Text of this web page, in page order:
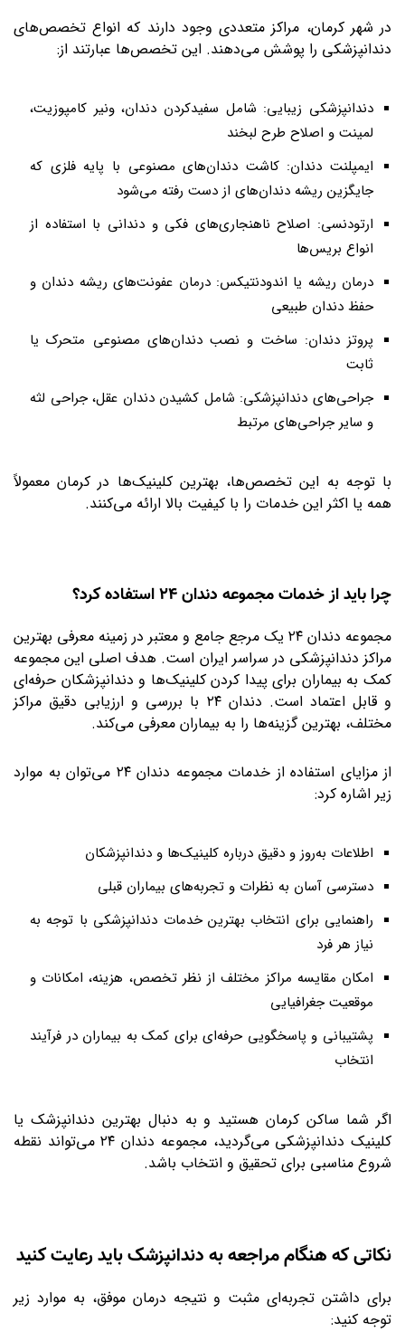
در شهر کرمان، مراکز متعددی وجود دارند که انواع تخصص‌های
دندانپزشکی را پوشش می‌دهند. این تخصص‌ها عبارتند از:
دندانپزشکی زیبایی: شامل سفیدکردن دندان، ونیر کامپوزیت،
لمینت و اصلاح طرح لبخند
ایمپلنت دندان: کاشت دندان‌های مصنوعی با پایه فلزی که
جایگزین ریشه دندان‌های از دست رفته می‌شود
ارتودنسی: اصلاح ناهنجاری‌های فکی و دندانی با استفاده از
انواع بریس‌ها
درمان ریشه یا اندودنتیکس: درمان عفونت‌های ریشه دندان و
حفظ دندان طبیعی
پروتز دندان: ساخت و نصب دندان‌های مصنوعی متحرک یا
ثابت
جراحی‌های دندانپزشکی: شامل کشیدن دندان عقل، جراحی لثه
و سایر جراحی‌های مرتبط
با توجه به این تخصص‌ها، بهترین کلینیک‌ها در کرمان معمولاً
همه یا اکثر این خدمات را با کیفیت بالا ارائه می‌کنند.
چرا باید از خدمات مجموعه دندان ۲۴ استفاده کرد؟
مجموعه دندان ۲۴ یک مرجع جامع و معتبر در زمینه معرفی بهترین
مراکز دندانپزشکی در سراسر ایران است. هدف اصلی این مجموعه
کمک به بیماران برای پیدا کردن کلینیک‌ها و دندانپزشکان حرفه‌ای
و قابل اعتماد است. دندان ۲۴ با بررسی و ارزیابی دقیق مراکز
مختلف، بهترین گزینه‌ها را به بیماران معرفی می‌کند.
از مزایای استفاده از خدمات مجموعه دندان ۲۴ می‌توان به موارد
زیر اشاره کرد:
اطلاعات به‌روز و دقیق درباره کلینیک‌ها و دندانپزشکان
دسترسی آسان به نظرات و تجربه‌های بیماران قبلی
راهنمایی برای انتخاب بهترین خدمات دندانپزشکی با توجه به
نیاز هر فرد
امکان مقایسه مراکز مختلف از نظر تخصص، هزینه، امکانات و
موقعیت جغرافیایی
پشتیبانی و پاسخگویی حرفه‌ای برای کمک به بیماران در فرآیند
انتخاب
اگر شما ساکن کرمان هستید و به دنبال بهترین دندانپزشک یا
کلینیک دندانپزشکی می‌گردید، مجموعه دندان ۲۴ می‌تواند نقطه
شروع مناسبی برای تحقیق و انتخاب باشد.
نکاتی که هنگام مراجعه به دندانپزشک باید رعایت کنید
برای داشتن تجربه‌ای مثبت و نتیجه درمان موفق، به موارد زیر
توجه کنید: